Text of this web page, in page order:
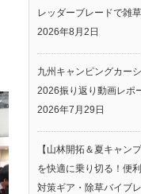
レッダーブレードで雑草
2026年8月2日
九州キャンピングカー
2026振り返り動画レポ
2026年7月29日
【山林開拓＆夏キャン
を快適に乗り切る！便
対策ギア・除草バイブ